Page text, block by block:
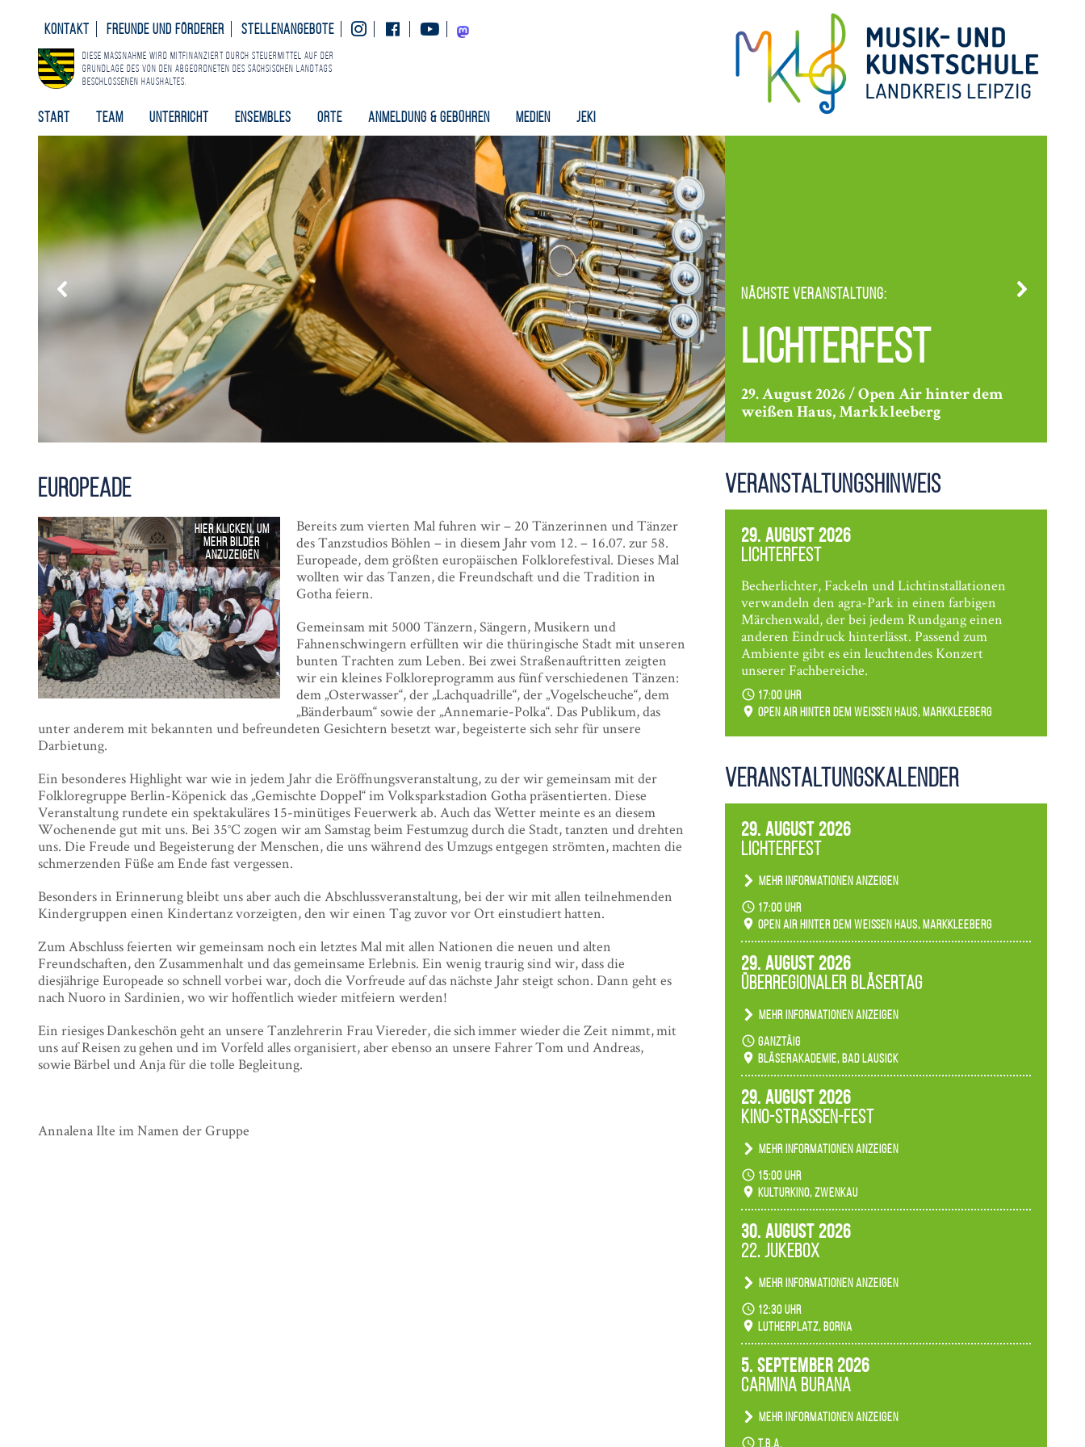
Kontakt Freunde und Förderer Stellenangebote InstagramFacebookYoutubeMastodon
Diese Maßnahme wird mitfinanziert durch Steuermittel auf der
Grundlage des von den Abgeordneten des Sächsischen Landtags
beschlossenen Haushaltes.
Start Team Unterricht Ensembles Orte Anmeldung & Gebühren Medien Jeki
Nächste Veranstaltung:
Lichterfest
29. August 2026 / Open Air hinter dem
weißen Haus, Markkleeberg
Europeade
Bereits zum vierten Mal fuhren wir – 20 Tänzerinnen und Tänzer
des Tanzstudios Böhlen – in diesem Jahr vom 12. – 16.07. zur 58.
Europeade, dem größten europäischen Folklorefestival. Dieses Mal
wollten wir das Tanzen, die Freundschaft und die Tradition in
Gotha feiern.
Gemeinsam mit 5000 Tänzern, Sängern, Musikern und
Fahnenschwingern erfüllten wir die thüringische Stadt mit unseren
bunten Trachten zum Leben. Bei zwei Straßenauftritten zeigten
wir ein kleines Folkloreprogramm aus fünf verschiedenen Tänzen:
dem „Osterwasser“, der „Lachquadrille“, der „Vogelscheuche“, dem
„Bänderbaum“ sowie der „Annemarie-Polka“. Das Publikum, das
unter anderem mit bekannten und befreundeten Gesichtern besetzt war, begeisterte sich sehr für unsere
Darbietung.
Ein besonderes Highlight war wie in jedem Jahr die Eröffnungsveranstaltung, zu der wir gemeinsam mit der
Folkloregruppe Berlin-Köpenick das „Gemischte Doppel“ im Volksparkstadion Gotha präsentierten. Diese
Veranstaltung rundete ein spektakuläres 15-minütiges Feuerwerk ab. Auch das Wetter meinte es an diesem
Wochenende gut mit uns. Bei 35°C zogen wir am Samstag beim Festumzug durch die Stadt, tanzten und drehten
uns. Die Freude und Begeisterung der Menschen, die uns während des Umzugs entgegen strömten, machten die
schmerzenden Füße am Ende fast vergessen.
Besonders in Erinnerung bleibt uns aber auch die Abschlussveranstaltung, bei der wir mit allen teilnehmenden
Kindergruppen einen Kindertanz vorzeigten, den wir einen Tag zuvor vor Ort einstudiert hatten.
Zum Abschluss feierten wir gemeinsam noch ein letztes Mal mit allen Nationen die neuen und alten
Freundschaften, den Zusammenhalt und das gemeinsame Erlebnis. Ein wenig traurig sind wir, dass die
diesjährige Europeade so schnell vorbei war, doch die Vorfreude auf das nächste Jahr steigt schon. Dann geht es
nach Nuoro in Sardinien, wo wir hoffentlich wieder mitfeiern werden!
Ein riesiges Dankeschön geht an unsere Tanzlehrerin Frau Viereder, die sich immer wieder die Zeit nimmt, mit
uns auf Reisen zu gehen und im Vorfeld alles organisiert, aber ebenso an unsere Fahrer Tom und Andreas,
sowie Bärbel und Anja für die tolle Begleitung.
Annalena Ilte im Namen der Gruppe
Veranstaltungshinweis
29. August 2026
Lichterfest
Becherlichter, Fackeln und Lichtinstallationen
verwandeln den agra-Park in einen farbigen
Märchenwald, der bei jedem Rundgang einen
anderen Eindruck hinterlässt. Passend zum
Ambiente gibt es ein leuchtendes Konzert
unserer Fachbereiche.
17:00 Uhr
Open Air hinter dem weißen Haus, Markkleeberg
Veranstaltungs­kalender
29. August 2026
Lichterfest
Mehr Informationen anzeigen
Becherlichter, Fackeln und Lichtinstallationen
verwandeln den agra-Park in einen farbigen
Märchenwald, der bei jedem Rundgang einen
Ambiente gibt es ein leuchtendes Konzert
unserer Fachbereiche.
17:00 Uhr
Open Air hinter dem weißen Haus, Markkleeberg
29. August 2026
Überregionaler Bläsertag
Mehr Informationen anzeigen
Teilnahme der Bläserklassen.
ganztäig
Bläserakademie, Bad Lausick
29. August 2026
Kino-Straßen-Fest
Mehr Informationen anzeigen
Konzert unserer Zwenkauer Schüler und
Schülerinnen zum Fest des Kulturkinos.
15:00 Uhr
Kulturkino, Zwenkau
30. August 2026
22. Jukebox
Mehr Informationen anzeigen
Anlässlicher der 775-Jahrfeier der Stadt Borna
spielen wir noch einmal unser aktuelles
Jukeboxprogramm zum Stadtfest.
12:30 Uhr
Lutherplatz, Borna
5. September 2026
Carmina Burana
Mehr Informationen anzeigen
Tanztheater der Quertänzer Borna.
t.b.a.